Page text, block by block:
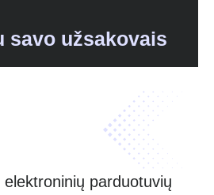
savo užsakovais
elektroninių parduotuvių